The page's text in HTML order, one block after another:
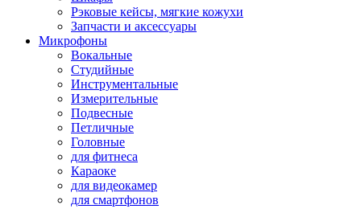
Рэковые кейсы, мягкие кожухи
Запчасти и аксессуары
Микрофоны
Вокальные
Студийные
Инструментальные
Измерительные
Подвесные
Петличные
Головные
для фитнеса
Караоке
для видеокамер
для смартфонов